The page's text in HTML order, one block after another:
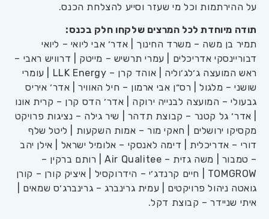
על ההירתמות וכל מי שעזר וסייע להצלחת הכנס.
תודה מיוחדת לכל המרצים שלקחו חלק בכנס:
תמיר בן משה – משרד החינוך | אדר׳ אבי ליואי – ליואי
דבוריינסקי אדריכלים | עמרי תרשיש – מייטק | דרוויש ראבי –
ראש המועצה ג׳לג׳וליה | אוהד קרן – LLK Energy
| עומרי
שושני – מלגול | רס״ן אבי ארמון – חיל האוויר | אדר׳ איריס
גבעולי – המועצה לבנייה ירוקה | אדר׳ הדס קרן – קרית אונו
| אדר׳ גל קטנר – קבוצת תדהר | שיר גילה – נציגות פרויקט
מקסיקו ירושלים | חאקי מור – אמות השקעות | ליטל שלף
דורי – אדריכלית | דימה לאנסקי – אלומיל ישראל | אילן יהב
– טמבור | משה גזית – Air Qualitee| רותם ברקין –
TOMGROW | חיים קרנדג׳י – הידרוקסיל | איציק קורן – קורן
גואטה ניהול פרויקטים | עמית גרינברג – גרינברג׳ס שמאים |
איתי שניידר – קבוצת דקל.